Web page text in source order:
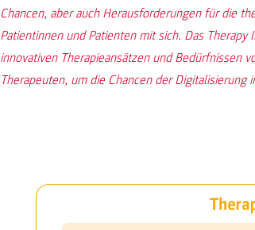
Chancen, aber auch Herausforderungen für die
Patientinnen und Patienten mit sich. Das
innovativen Therapieansätzen und Bedürfnissen
Therapeuten, um die Chancen der